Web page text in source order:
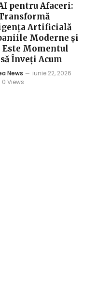
pentru Afaceri:
Artificială
Moderne și
Este Momentul
Înveți Acum
News
iunie 22, 2026
0Views